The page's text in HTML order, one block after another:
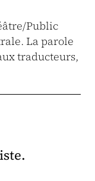
Public
La parole
traducteurs,